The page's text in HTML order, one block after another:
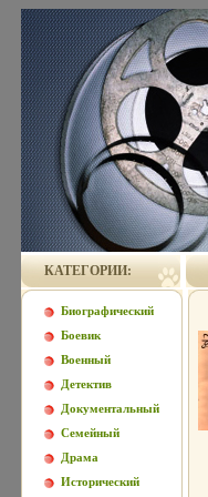
КАТЕГОРИИ:
Биографический
Боевик
Военный
Детектив
Документальный
Семейный
Драма
Исторический